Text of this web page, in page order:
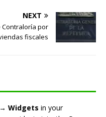
NEXT
por
fiscales
Widgets in your